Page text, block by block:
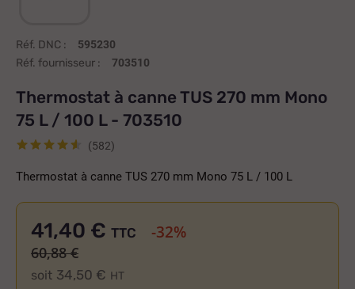
Réf. DNC : 595230
Réf. fournisseur : 703510
Thermostat à canne TUS 270 mm Mono
75 L / 100 L - 703510
(582)
Thermostat à canne TUS 270 mm Mono 75 L / 100 L
41,40 €
soit 34,50 € HT
TTC -32%
60,88 €